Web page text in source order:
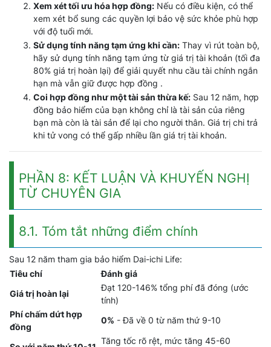
Xem xét tối ưu hóa hợp đồng: Nếu có điều kiện, có thể
xem xét bổ sung các quyền lợi bảo vệ sức khỏe phù hợp
với độ tuổi mới.
Sử dụng tính năng tạm ứng khi cần: Thay vì rút toàn bộ,
hãy sử dụng tính năng tạm ứng từ giá trị tài khoản (tối đa
80% giá trị hoàn lại) để giải quyết nhu cầu tài chính ngắn
hạn mà vẫn giữ được hợp đồng .
Coi hợp đồng như một tài sản thừa kế: Sau 12 năm, hợp
đồng bảo hiểm của bạn không chỉ là tài sản của riêng
bạn mà còn là tài sản để lại cho người thân. Giá trị chi trả
khi tử vong có thể gấp nhiều lần giá trị tài khoản.
PHẦN 8: KẾT LUẬN VÀ KHUYẾN NGHỊ
TỪ CHUYÊN GIA
8.1. Tóm tắt những điểm chính
Sau 12 năm tham gia bảo hiểm Dai-ichi Life:
Tiêu chí
Đánh giá
Giá trị hoàn lại
Đạt 120-146% tổng phí đã đóng (ước
tính)
Phí chấm dứt hợp
đồng
0% - Đã về 0 từ năm thứ 9-10
Tăng tốc rõ rệt, mức tăng 45-60